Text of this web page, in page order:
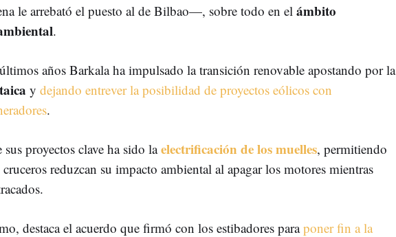
le arrebató el puesto al de Bilbao—, sobre todo en el ámbito
.
años Barkala ha impulsado la transición renovable apostando por la
y dejando entrever la posibilidad de proyectos eólicos con
.
sus proyectos clave ha sido laelectrificación de los muelles, permitiendo
reduzcan su impacto ambiental al apagar los motores mientras
destaca el acuerdo que firmó con los estibadores paraponer fin a la